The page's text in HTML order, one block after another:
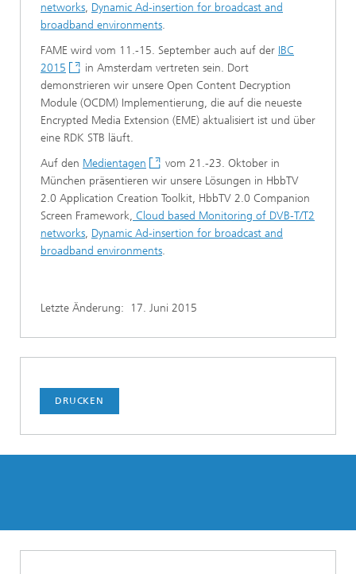
networks, Dynamic Ad-insertion for broadcast and
broadband environments.
FAME wird vom 11.-15. September auch auf der IBC
2015
in Amsterdam vertreten sein. Dort
demonstrieren wir unsere Open Content Decryption
Module (OCDM) Implementierung, die auf die neueste
Encrypted Media Extension (EME) aktualisiert ist und über
eine RDK STB läuft.
Auf den Medientagen
vom 21.-23. Oktober in
München präsentieren wir unsere Lösungen in HbbTV
2.0 Application Creation Toolkit, HbbTV 2.0 Companion
Screen Framework, Cloud based Monitoring of DVB-T/T2
networks, Dynamic Ad-insertion for broadcast and
broadband environments.
Letzte Änderung: 17. Juni 2015
DRUCKEN